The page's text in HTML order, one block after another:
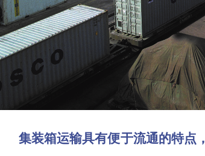
集装箱运输具有便于流通的特点，